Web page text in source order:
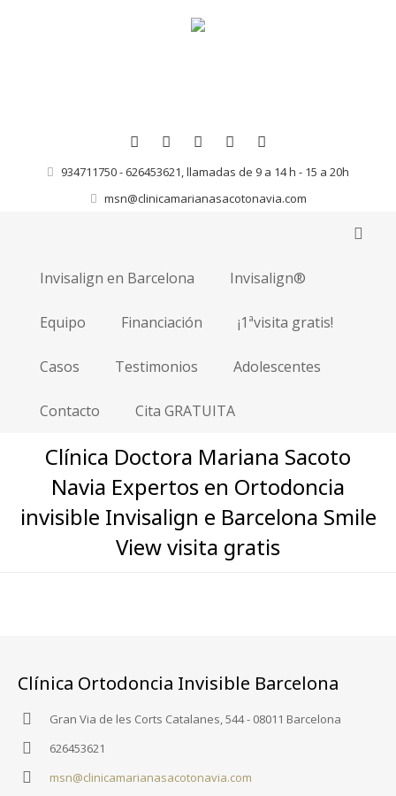
934711750 - 626453621, llamadas de 9 a 14 h - 15 a 20h
msn@clinicamarianasacotonavia.com
Invisalign en Barcelona Invisalign®
Equipo Financiación ¡1ªvisita gratis!
Casos Testimonios Adolescentes
Contacto Cita GRATUITA
Clínica Doctora Mariana Sacoto
Navia Expertos en Ortodoncia
invisible Invisalign e Barcelona Smile
View visita gratis
Clínica Ortodoncia Invisible Barcelona
Gran Via de les Corts Catalanes, 544 - 08011 Barcelona
626453621
msn@clinicamarianasacotonavia.com